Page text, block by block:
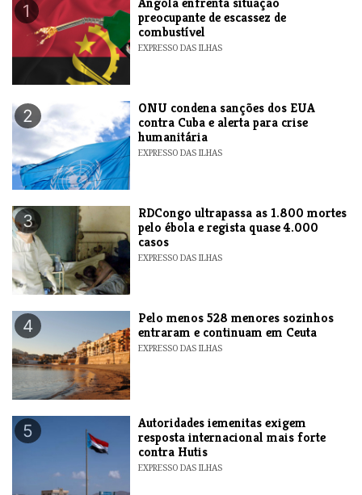
1
preocupante de escassez de
combustível
EXPRESSO DAS ILHAS
2
ONU condena sanções dos EUA
contra Cuba e alerta para crise
humanitária
EXPRESSO DAS ILHAS
3
RDCongo ultrapassa as 1.800 mortes
pelo ébola e regista quase 4.000
casos
EXPRESSO DAS ILHAS
4
Pelo menos 528 menores sozinhos
entraram e continuam em Ceuta
EXPRESSO DAS ILHAS
5
Autoridades iemenitas exigem
resposta internacional mais forte
contra Hutis
EXPRESSO DAS ILHAS